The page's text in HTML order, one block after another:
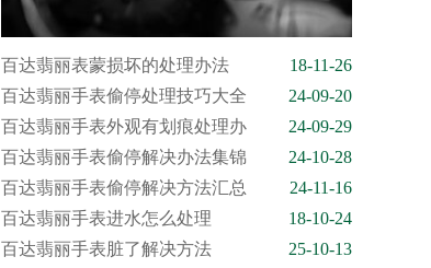
百达翡丽表蒙损坏的处理办法
18-11-26
百达翡丽手表偷停处理技巧大全
24-09-20
百达翡丽手表外观有划痕处理办
24-09-29
百达翡丽手表偷停解决办法集锦
24-10-28
百达翡丽手表偷停解决方法汇总
24-11-16
百达翡丽手表进水怎么处理
18-10-24
百达翡丽手表脏了解决方法
25-10-13